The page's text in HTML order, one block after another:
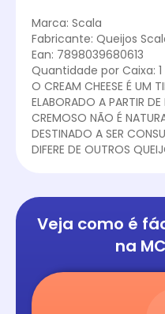
Marca: Scala
Fabricante: Queijos
Ean: 7898039680613
Quantidade por Caixa: 1
O CREAM CHEESE É UM
ELABORADO A PARTIR
CREMOSO NÃO É
DESTINADO A SER
DIFERE DE OUTROS
Veja como é
na